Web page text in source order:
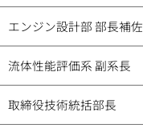
エンジン設計部 部長補佐
流体性能評価系 副系長
取締役技術統括部長